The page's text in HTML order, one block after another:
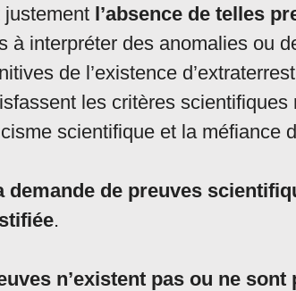
l’absence de telles
à interpréter des anomalies ou
de l’existence
les critères
scientifique et la méfiance
demande de preuves
.
n’existent pas ou ne